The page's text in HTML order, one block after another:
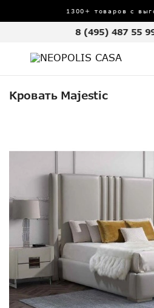
1300+ товаров с
8 (495) 487 55
Кровать Majestic